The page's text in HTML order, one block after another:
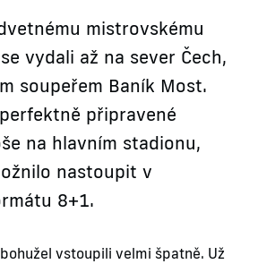
mistrovskému
vydali až na sever Čech,
soupeřem Baník Most.
připravené
na hlavním stadionu,
nastoupit v
8+1.
vstoupili velmi špatně. Už